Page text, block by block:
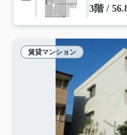
3階 /
賃貸マンション